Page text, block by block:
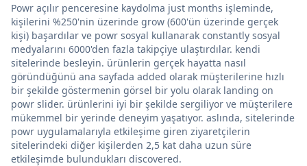
Powr açılır penceresine kaydolma just months işleminde,
kişilerini %250'nin üzerinde grow (600'ün üzerinde gerçek
kişi) başardılar ve powr sosyal kullanarak constantly sosyal
medyalarını 6000'den fazla takipçiye ulaştırdılar. kendi
sitelerinde besleyin. ürünlerin gerçek hayatta nasıl
göründüğünü ana sayfada added olarak müşterilerine hızlı
bir şekilde göstermenin görsel bir yolu olarak landing on
powr slider. ürünlerini iyi bir şekilde sergiliyor ve müşterilere
mükemmel bir yerinde deneyim yaşatıyor. aslında, sitelerinde
powr uygulamalarıyla etkileşime giren ziyaretçilerin
sitelerindeki diğer kişilerden 2,5 kat daha uzun süre
etkileşimde bulundukları discovered.